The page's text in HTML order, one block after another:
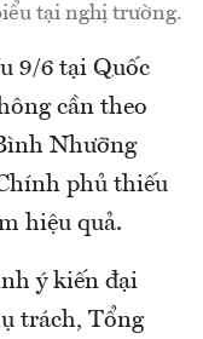
tại nghị trường.
9/6 tại Quốc
cần theo
Nhưỡng
phủ thiếu
hiệu quả.
ý kiến đại
trách, Tổng